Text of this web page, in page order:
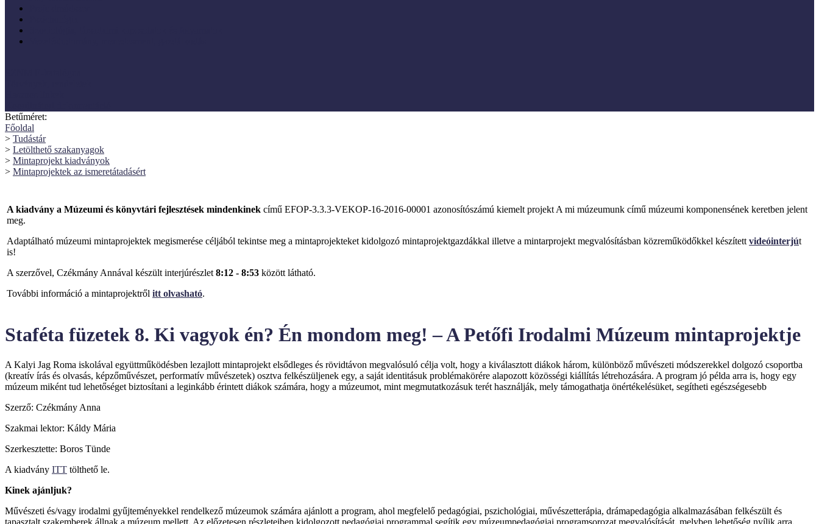
Betűméret:
Főoldal
> Tudástár
> Letölthető szakanyagok
> Mintaprojekt kiadványok
> Mintaprojektek az ismeretátadásért
A kiadvány a Múzeumi és könyvtári fejlesztések mindenkinek című EFOP-3.3.3-VEKOP-16-2016-00001 azonosítószámú kiemelt projekt A mi múzeumunk című múzeumi komponensének keretben jelent
meg.
Adaptálható múzeumi mintaprojektek megismerése céljából tekintse meg a mintaprojekteket kidolgozó mintaprojektgazdákkal illetve a mintarprojekt megvalósításban közreműködőkkel készített videóinterjút
is!
A szerzővel, Czékmány Annával készült interjúrészlet 8:12 - 8:53 között látható.
További információ a mintaprojektről itt olvasható.
Staféta füzetek 8. Ki vagyok én? Én mondom meg! – A Petőfi Irodalmi Múzeum mintaprojektje
A Kalyi Jag Roma iskolával együttműködésben lezajlott mintaprojekt elsődleges és rövidtávon megvalósuló célja volt, hogy a kiválasztott diákok három, különböző művészeti módszerekkel dolgozó csoportba
(kreatív írás és olvasás, képzőművészet, performatív művészetek) osztva felkészüljenek egy, a saját identitásuk problémakörére alapozott közösségi kiállítás létrehozására. A program jó példa arra is, hogy egy
múzeum miként tud lehetőséget biztosítani a leginkább érintett diákok számára, hogy a múzeumot, mint megmutatkozásuk terét használják, mely támogathatja önértékelésüket, segítheti egészségesebb
Szerző: Czékmány Anna
Szakmai lektor: Káldy Mária
Szerkesztette: Boros Tünde
A kiadvány ITT tölthető le.
Kinek ajánljuk?
Művészeti és/vagy irodalmi gyűjteményekkel rendelkező múzeumok számára ajánlott a program, ahol megfelelő pedagógiai, pszichológiai, művészetterápia, drámapedagógia alkalmazásában felkészült és
tapasztalt szakemberek állnak a múzeum mellett. Az előzetesen részleteiben kidolgozott pedagógiai programmal segítik egy múzeumpedagógiai programsorozat megvalósítását, melyben lehetőség nyílik arra,